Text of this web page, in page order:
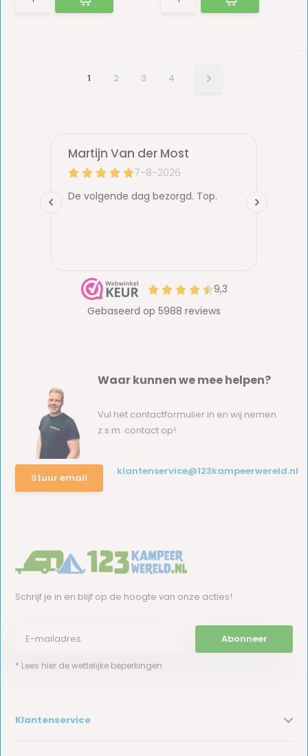
1 2 3 4
Waar kunnen we mee helpen?
Vul het contactformulier in en wij nemen
z.s.m. contact op!
Stuur email
klantenservice@123kampeerwereld.nl
Schrijf je in en blijf op de hoogte van onze acties!
Abonneer
* Lees hier de wettelijke beperkingen
Klantenservice